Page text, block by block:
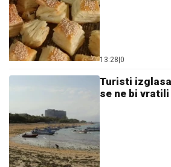
13:28|0
Turisti
se ne bi